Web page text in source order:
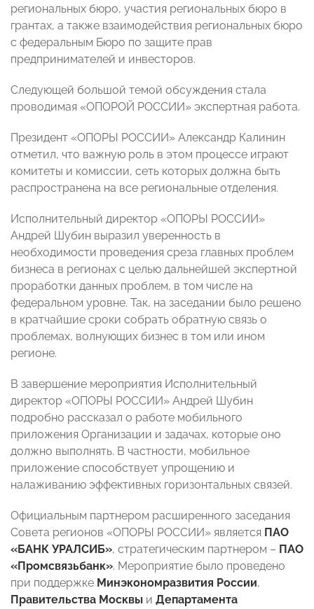
региональных бюро, участия региональных бюро в
грантах, а также взаимодействия региональных бюро
с федеральным Бюро по защите прав
предпринимателей и инвесторов.
Следующей большой темой обсуждения стала
проводимая «ОПОРОЙ РОССИИ» экспертная работа.
Президент «ОПОРЫ РОССИИ» Александр Калинин
отметил, что важную роль в этом процессе играют
комитеты и комиссии, сеть которых должна быть
распространена на все региональные отделения.
Исполнительный директор «ОПОРЫ РОССИИ»
Андрей Шубин выразил уверенность в
необходимости проведения среза главных проблем
бизнеса в регионах с целью дальнейшей экспертной
проработки данных проблем, в том числе на
федеральном уровне. Так, на заседании было решено
в кратчайшие сроки собрать обратную связь о
проблемах, волнующих бизнес в том или ином
регионе.
В завершение мероприятия Исполнительный
директор «ОПОРЫ РОССИИ» Андрей Шубин
подробно рассказал о работе мобильного
приложения Организации и задачах, которые оно
должно выполнять. В частности, мобильное
приложение способствует упрощению и
налаживанию эффективных горизонтальных связей.
Официальным партнером расширенного заседания
Совета регионов «ОПОРЫ РОССИИ» является ПАО
«БАНК УРАЛСИБ», стратегическим партнером – ПАО
«Промсвязьбанк». Мероприятие было проведено
при поддержке Минэкономразвития России,
Правительства Москвы и Департамента